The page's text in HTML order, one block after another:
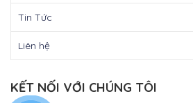
Tin Tức
Liên hệ
KẾT NỐI VỚI CHÚNG TÔI